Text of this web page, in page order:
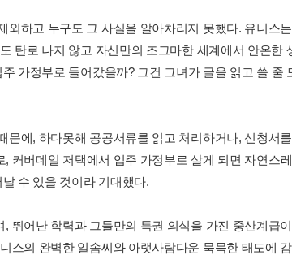
하고 누구도 그 사실을 알아차리지 못했다. 유니스
탄로 나지 않고 자신만의 조그마한 세계에서 안온한
가정부로 들어갔을까? 그건 그녀가 글을 읽고 쓸 줄
에, 하다못해 공공서류를 읽고 처리하거나, 신청서를
커버데일 저택에서 입주 가정부로 살게 되면 자연스
수 있을 것이라 기대했다.
뛰어난 학력과 그들만의 특권 의식을 가진 중산계급
스의 완벽한 일솜씨와 아랫사람다운 묵묵한 태도에